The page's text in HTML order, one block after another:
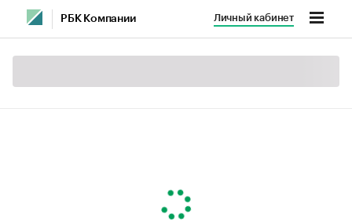
РБК Компании Личный кабинет